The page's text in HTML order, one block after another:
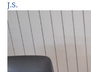
J.S.